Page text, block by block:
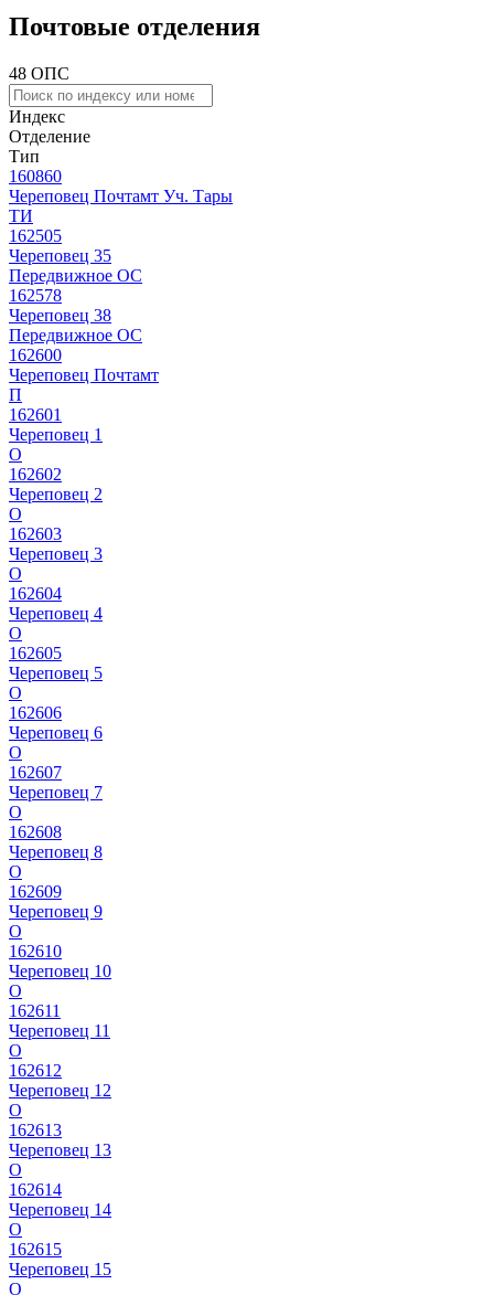
Почтовые отделения
48 ОПС
Индекс
Отделение
Тип
160860
Череповец Почтамт Уч. Тары
ТИ
162505
Череповец 35
Передвижное ОС
162578
Череповец 38
Передвижное ОС
162600
Череповец Почтамт
П
162601
Череповец 1
О
162602
Череповец 2
О
162603
Череповец 3
О
162604
Череповец 4
О
162605
Череповец 5
О
162606
Череповец 6
О
162607
Череповец 7
О
162608
Череповец 8
О
162609
Череповец 9
О
162610
Череповец 10
О
162611
Череповец 11
О
162612
Череповец 12
О
162613
Череповец 13
О
162614
Череповец 14
О
162615
Череповец 15
О